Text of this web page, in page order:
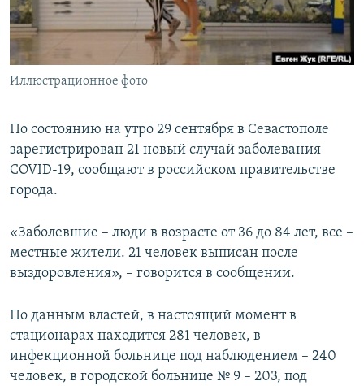
КРЫМ.НЕПОКОРЕННЫЙ
УКРАИНСКАЯ ПРОБЛЕМА КРЫМА
Иллюстрационное фото
По состоянию на утро 29 сентября в Севастополе
зарегистрирован 21 новый случай заболевания
COVID-19, сообщают в российском правительстве
города.
«Заболевшие – люди в возрасте от 36 до 84 лет, все –
местные жители. 21 человек выписан после
выздоровления», – говорится в сообщении.
По данным властей, в настоящий момент в
стационарах находится 281 человек, в
инфекционной больнице под наблюдением – 240
человек, в городской больнице № 9 – 203, под